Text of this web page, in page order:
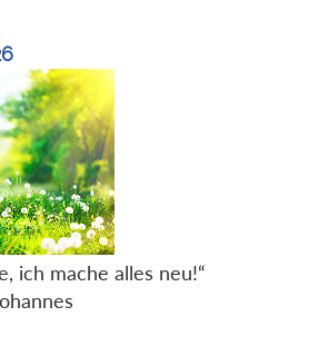
ich mache alles neu!“